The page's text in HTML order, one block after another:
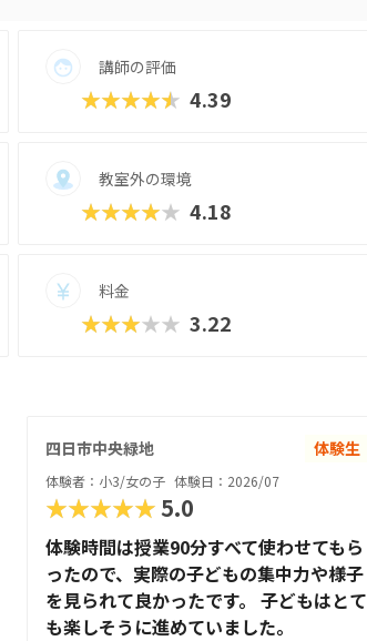
講師の評価
★★★★★ 4.39
教室外の環境
★★★★★ 4.18
料金
★★★★★ 3.22
四日市中央緑地 体験生
体験者：小3/女の子 体験日：2026/07
★★★★★5.0
体験時間は授業90分すべて使わせてもら
ったので、実際の子どもの集中力や様子
を見られて良かったです。 子どもはとて
も楽しそうに進めていました。